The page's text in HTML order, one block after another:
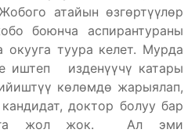
атайын өзгөртүүлөр
боюнча аспирантураны
окууга туура келет. Мурда
иштеп изденүүчү катары
көлөмдө жарыялап,
доктор болуу бар
жол жок. Ал эми